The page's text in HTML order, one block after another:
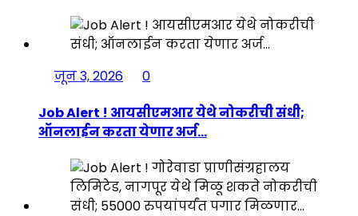
जून 3, 2026
0
Job Alert ! आयसीएमआर येथे नोकरीची संधी;
ऑनलाईन करता येणार अर्ज…